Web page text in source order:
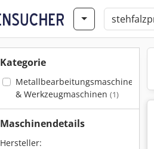
Kategorie
Metallbearbeitungsmaschinen
& Werkzeugmaschinen (1)
Maschinendetails
Hersteller: